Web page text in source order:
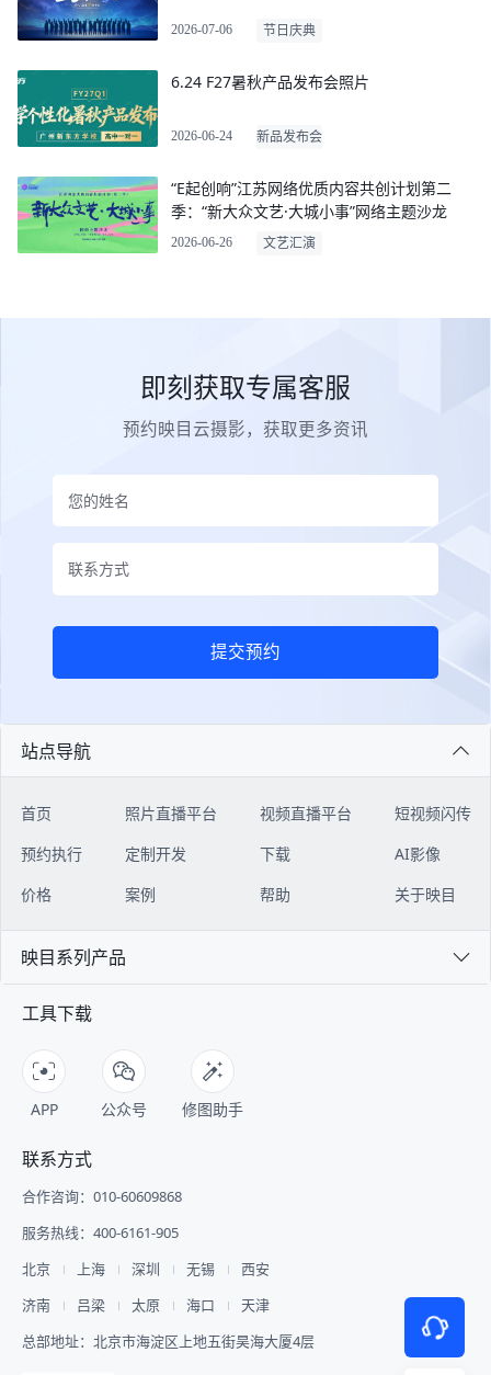
2026-07-06 节日庆典
6.24 F27暑秋产品发布会照片
2026-06-24 新品发布会
“E起创响”江苏网络优质内容共创计划第二
季：“新大众文艺·大城小事”网络主题沙龙
2026-06-26 文艺汇演
即刻获取专属客服
预约映目云摄影，获取更多资讯
提交预约
站点导航
首页
预约执行
价格
照片直播平台
定制开发
案例
视频直播平台
下载
帮助
短视频闪传
AI影像
关于映目
映目系列产品
工具下载
APP 公众号 修图助手
联系方式
合作咨询：010-60609868
服务热线：400-6161-905
北京
上海 深圳 无锡
西安
济南
吕梁 太原 海口
天津
总部地址：北京市海淀区上地五街昊海大厦4层